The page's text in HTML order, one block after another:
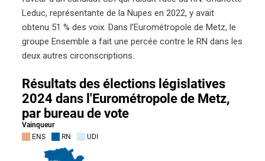
Leduc, représentante de la Nupes en 2022, y avait
obtenu 51 % des voix. Dans l’Eurométropole de Metz, le
groupe Ensemble a fait une percée contre le RN dans les
deux autres circonscriptions.